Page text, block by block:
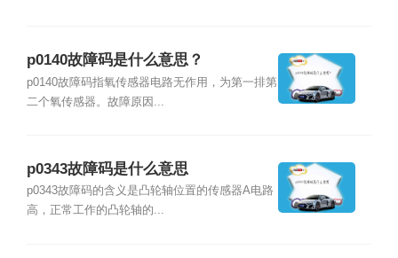
p0140故障码是什么意思？
p0140故障码指氧传感器电路无作用，为第一排第
二个氧传感器。故障原因...
p0343故障码是什么意思
p0343故障码的含义是凸轮轴位置的传感器A电路
高，正常工作的凸轮轴的...